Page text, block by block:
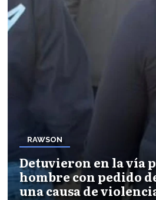
RAWSON
Detuvieron en la vía
hombre con pedido
una causa de